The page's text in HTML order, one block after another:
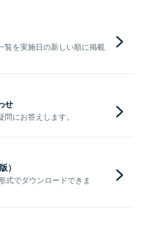
覧を実施日の新しい順に掲載
せ
にお答えします。
）
式でダウンロードできま